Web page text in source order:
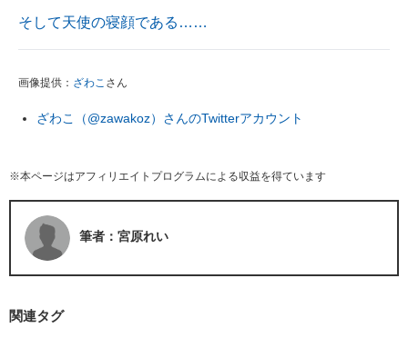
そして天使の寝顔である……
画像提供： ざわこ さん
ざわこ（@zawakoz）さんのTwitterアカウント
※本ページはアフィリエイトプログラムによる収益を得ています
筆者：宮原れい
関連タグ